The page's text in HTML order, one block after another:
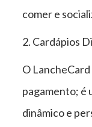
comer e
2. Cardápios
O
pagamento; é
dinâmico e